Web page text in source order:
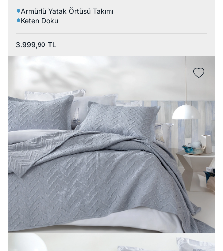
Armürlü Yatak Örtüsü Takımı
Keten Doku
3.999,90 TL